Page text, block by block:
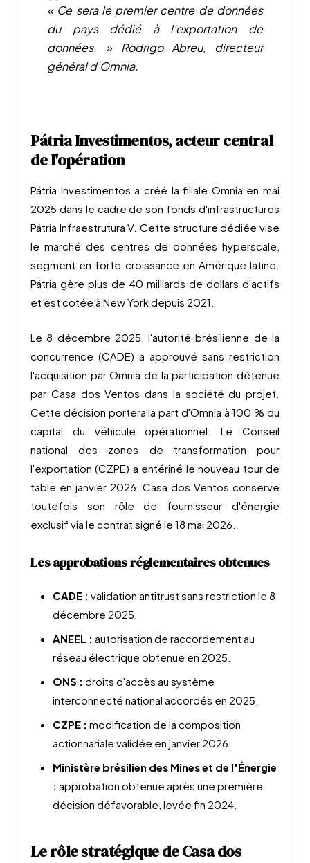
« Ce sera le premier centre de données
du pays dédié à l'exportation de
données. » Rodrigo Abreu, directeur
général d'Omnia.
Pátria Investimentos, acteur central
de l'opération
Pátria Investimentos a créé la filiale Omnia en mai
2025 dans le cadre de son fonds d'infrastructures
Pátria Infraestrutura V. Cette structure dédiée vise
le marché des centres de données hyperscale,
segment en forte croissance en Amérique latine.
Pátria gère plus de 40 milliards de dollars d'actifs
et est cotée à New York depuis 2021.
Le 8 décembre 2025, l'autorité brésilienne de la
concurrence (CADE) a approuvé sans restriction
l'acquisition par Omnia de la participation détenue
par Casa dos Ventos dans la société du projet.
Cette décision portera la part d'Omnia à 100 % du
capital du véhicule opérationnel. Le Conseil
national des zones de transformation pour
l'exportation (CZPE) a entériné le nouveau tour de
table en janvier 2026. Casa dos Ventos conserve
toutefois son rôle de fournisseur d'énergie
exclusif via le contrat signé le 18 mai 2026.
Les approbations réglementaires obtenues
CADE : validation antitrust sans restriction le 8
décembre 2025.
ANEEL : autorisation de raccordement au
réseau électrique obtenue en 2025.
ONS : droits d'accès au système
interconnecté national accordés en 2025.
CZPE : modification de la composition
actionnariale validée en janvier 2026.
Ministère brésilien des Mines et de l'Énergie
: approbation obtenue après une première
décision défavorable, levée fin 2024.
Le rôle stratégique de Casa dos